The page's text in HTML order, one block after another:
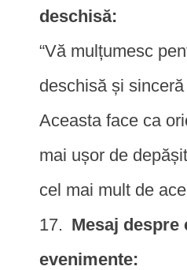
deschisă:
“Vă mulțumesc
deschisă și
Aceasta face ca
mai ușor de
cel mai mult de
Mesaj
evenimente: